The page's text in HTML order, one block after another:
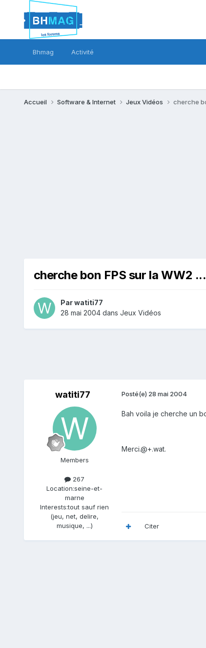
Bhmag Activité
Accueil Software & Internet Jeux Vidéos cherche
cherche bon FPS sur la WW2 ...
Parwatiti77
28 mai 2004dans Jeux Vidéos
watiti77
Members
267
Location:seine-et-
marne
Interests:tout sauf rien
(jeu, net, delire,
musique, ...)
Posté(e) 28 mai 2004
Bah voila je cherche un
Merci.@+.wat.
Citer